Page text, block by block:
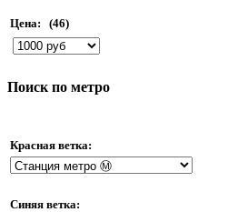
Цена: (46)
Поиск по метро
Красная ветка:
Синяя ветка: